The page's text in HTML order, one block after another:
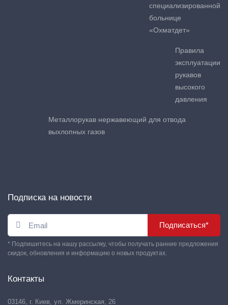
специализированной
больнице
«Охматдет»
Правила
эксплуатации
рукавов
высокого
давления
Металлорукав нержавеющий для отвода
выхлопных газов
Подписка на новости
Подписаться*
* Подпишитесь на нашу рассылку, чтобы получать ранние предложения
скидок, обновления и информацию о новых продуктах.
Контакты
03146, г. Киев, ул. Жмеринская, 26